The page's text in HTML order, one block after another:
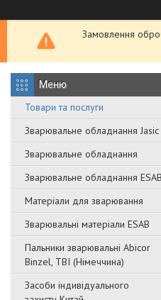
Замовлення
Товари та послуги
Зварювальне обладнання Jasic
Зварювальне обладнання
Зварювальне обладнання ESAB
Матеріали для зварювання
Зварювальні матеріали ESAB
Пальники зварювальні Abicor
Binzel, TBI (Німеччина)
Засоби індивідуального